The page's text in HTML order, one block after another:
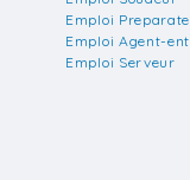
Emploi
Emploi Agent-
Emploi Serveur